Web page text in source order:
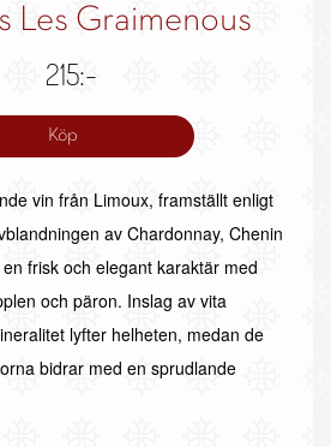
Les Graimenous
215:-
Köp
vin från Limoux, framställt enligt
av Chardonnay, Chenin
frisk och elegant karaktär med
och päron. Inslag av vita
lyfter helheten, medan de
bidrar med en sprudlande